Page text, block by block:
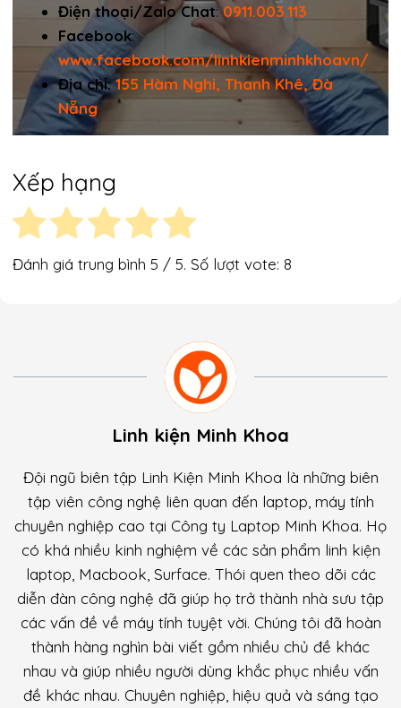
Điện thoại/Zalo Chat:0911.003.113
Facebook:
www.facebook.com/linhkienminhkhoavn/
Địa chỉ:155 Hàm Nghi, Thanh Khê, Đà
Nẵng
Xếp hạng
Đánh giá trung bình 5 / 5. Số lượt vote: 8
Linh kiện Minh Khoa
Đội ngũ biên tập Linh Kiện Minh Khoa là những biên
tập viên công nghệ liên quan đến laptop, máy tính
chuyên nghiệp cao tại Công ty Laptop Minh Khoa. Họ
có khá nhiều kinh nghiệm về các sản phẩm linh kiện
laptop, Macbook, Surface. Thói quen theo dõi các
diễn đàn công nghệ đã giúp họ trở thành nhà sưu tập
các vấn đề về máy tính tuyệt vời. Chúng tôi đã hoàn
thành hàng nghìn bài viết gồm nhiều chủ đề khác
nhau và giúp nhiều người dùng khắc phục nhiều vấn
đề khác nhau. Chuyên nghiệp, hiệu quả và sáng tạo